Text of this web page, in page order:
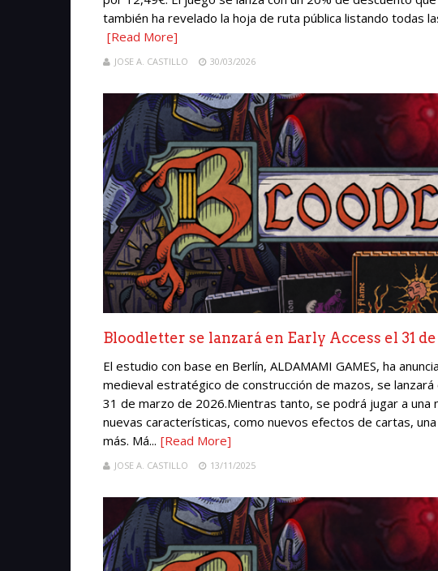
también ha revelado la hoja de ruta pública listando todas
[Read More]
JOSE A. CASTILLO 30/03/2026
Bloodletter se lanzará en Early Access el 31
El estudio con base en Berlín, ALDAMAMI GAMES, ha
medieval estratégico de construcción de mazos, se
31 de marzo de 2026.Mientras tanto, se podrá jugar a
nuevas características, como nuevos efectos de cartas,
más. Má... [Read More]
JOSE A. CASTILLO 13/11/2025